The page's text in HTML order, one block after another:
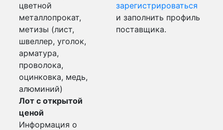
цветной
металлопрокат,
метизы (лист,
швеллер, уголок,
арматура,
проволока,
оцинковка, медь,
алюминий)
Лот с открытой
ценой
Информация о
зарегистрироваться
и заполнить профиль
поставщика.